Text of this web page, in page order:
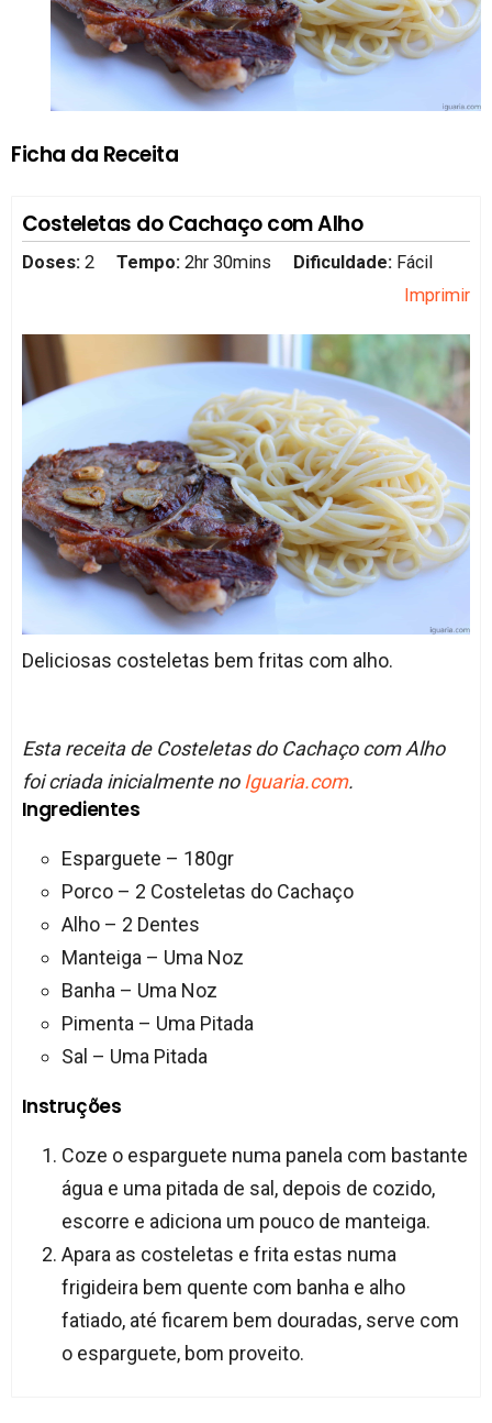
Ficha da Receita
Costeletas do Cachaço com Alho
Doses: 2 Tempo: 2hr 30mins Dificuldade: Fácil
Imprimir
Deliciosas costeletas bem fritas com alho.
Esta receita de Costeletas do Cachaço com Alho
foi criada inicialmente no Iguaria.com.
Ingredientes
Esparguete – 180gr
Porco – 2 Costeletas do Cachaço
Alho – 2 Dentes
Manteiga – Uma Noz
Banha – Uma Noz
Pimenta – Uma Pitada
Sal – Uma Pitada
Instruções
Coze o esparguete numa panela com bastante
água e uma pitada de sal, depois de cozido,
escorre e adiciona um pouco de manteiga.
Apara as costeletas e frita estas numa
frigideira bem quente com banha e alho
fatiado, até ficarem bem douradas, serve com
o esparguete, bom proveito.